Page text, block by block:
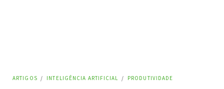
ARTIGOS / INTELIGÊNCIA ARTIFICIAL / PRODUTIVIDADE